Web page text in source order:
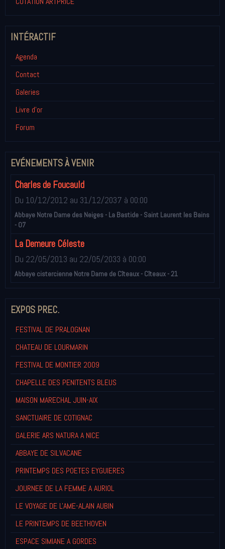
INTÉRACTIF
Agenda
Contact
Galeries
Livre d'or
Forum
EVÉNEMENTS À VENIR
Charles de Foucauld
Du 10/12/2012 au 31/12/2037 à 00:00
Abbaye Notre Dame des Neiges - La Bastide - Saint Laurent les Bains
- 07
La Demeure Céleste
Du 22/05/2013 au 22/05/2033 à 00:00
Abbaye cistercienne Notre Dame de Cîteaux - Cîteaux - 21
EXPOS PREC.
FESTIVAL DE PRALOGNAN
CHATEAU DE LOURMARIN
FESTIVAL DE MONTIER 2009
CHAPELLE DES PENITENTS BLEUS
MAISON MARECHAL JUIN-AIX
SANCTUAIRE DE COTIGNAC
GALERIE ARS NATURA A NICE
ABBAYE DE SILVACANE
PRINTEMPS DES POETES EYGUIERES
JOURNEE DE LA FEMME A AURIOL
LE VOYAGE DE L'AME-ALAIN AUBIN
LE PRINTEMPS DE BEETHOVEN
ESPACE SIMIANE A GORDES